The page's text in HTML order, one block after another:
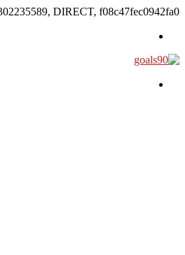
DIRECT, f08c47fec0942fa0